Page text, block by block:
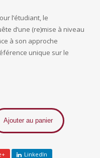
l’étudiant, le
d’une (re)mise à niveau
à son approche
unique sur le
Ajouter au panier
LinkedIn